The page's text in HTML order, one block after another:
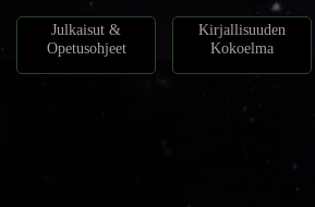
Julkaisut &
Opetusohjeet
Kirjallisuuden
Kokoelma